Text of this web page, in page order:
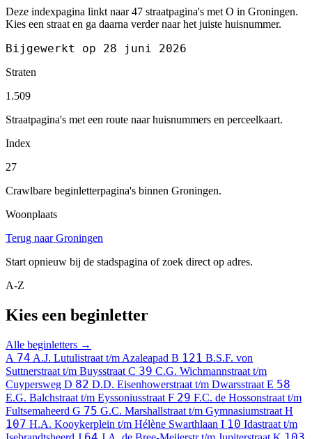
Deze indexpagina linkt naar 47 straatpagina's met O in Groningen.
Kies een straat en ga daarna verder naar het juiste huisnummer.
Bijgewerkt op 28 juni 2026
Straten
1.509
Straatpagina's met een route naar huisnummers en perceelkaart.
Index
27
Crawlbare beginletterpagina's binnen Groningen.
Woonplaats
Terug naar Groningen
Start opnieuw bij de stadspagina of zoek direct op adres.
A-Z
Kies een beginletter
Alle beginletters →
A 74 A.J. Lutulistraat t/m Azaleapad B 121 B.S.F. von
Suttnerstraat t/m Buysstraat C 39 C.G. Wichmannstraat t/m
Cuypersweg D 82 D.D. Eisenhowerstraat t/m Dwarsstraat E 58
E.G. Balchstraat t/m Eyssoniusstraat F 29 F.C. de Hossonstraat t/m
Fultsemaheerd G 75 G.C. Marshallstraat t/m Gymnasiumstraat H
107 H.A. Kooykerplein t/m Hélène Swarthlaan I 10 Idastraat t/m